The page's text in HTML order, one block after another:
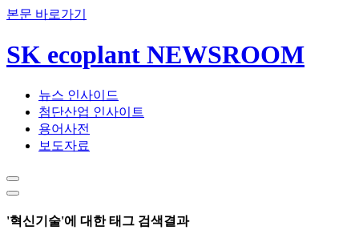
본문 바로가기
SK ecoplant NEWSROOM
뉴스 인사이드
첨단산업 인사이트
용어사전
보도자료
'혁신기술'에 대한 태그 검색결과